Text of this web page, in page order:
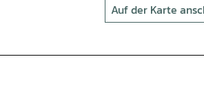
Auf der Karte